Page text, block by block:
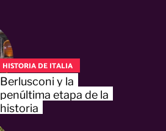
HISTORIA DE ITALIA
Berlusconi y la
penúltima etapa de la
historia